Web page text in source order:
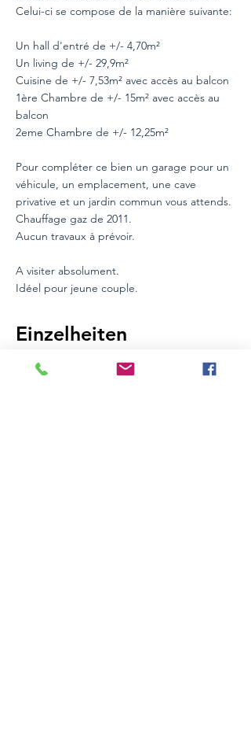
Celui-ci se compose de la manière suivante:
Un hall d'entré de +/- 4,70m²
Un living de +/- 29,9m²
Cuisine de +/- 7,53m² avec accès au balcon
1ère Chambre de +/- 15m² avec accès au
balcon
2eme Chambre de +/- 12,25m²
Pour compléter ce bien un garage pour un
véhicule, un emplacement, une cave
privative et un jardin commun vous attends.
Chauffage gaz de 2011.
Aucun travaux à prévoir.
A visiter absolument.
Idéel pour jeune couple.
Einzelheiten
Eher gut Bereich